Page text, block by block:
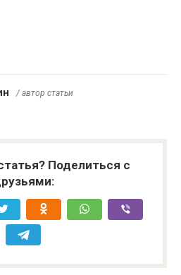
/ автор статьи
Поделиться с